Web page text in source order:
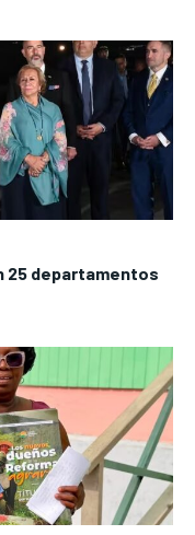
25 departamentos